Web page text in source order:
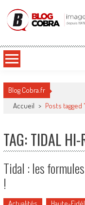
Blog Cobra
Blog Cobra.fr
Accueil > Posts
TAG: TIDAL HI-
Tidal : les
!